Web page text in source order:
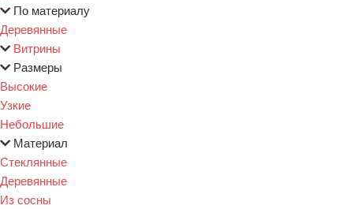
По материалу
Деревянные
Витрины
Размеры
Высокие
Узкие
Небольшие
Материал
Стеклянные
Деревянные
Из сосны